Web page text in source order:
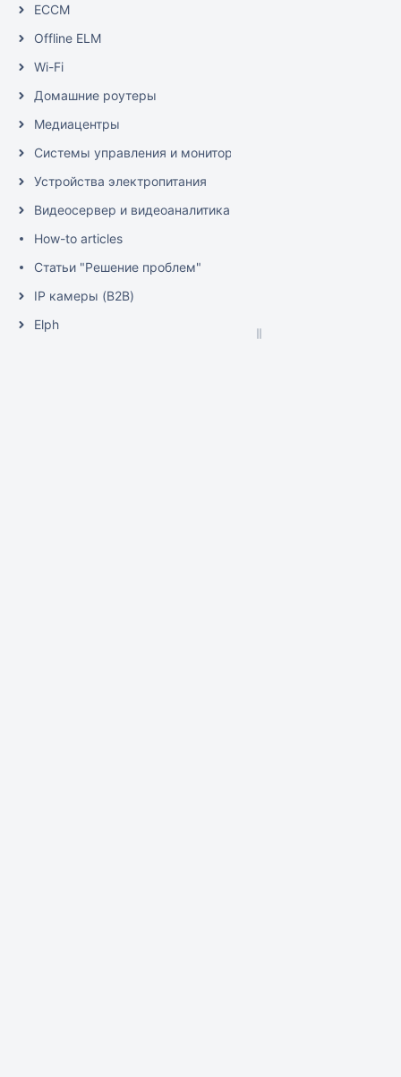
ECCM
Offline ELM
Wi-Fi
Домашние роутеры
Медиацентры
Системы управления и мониторинга
Устройства электропитания
Видеосервер и видеоаналитика (EVI)
How-to articles
Статьи "Решение проблем"
IP камеры (B2B)
Elph